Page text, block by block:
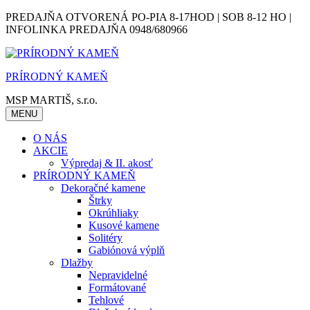
Skip
to
PREDAJŇA OTVORENÁ PO-PIA 8-17HOD | SOB 8-12 HO |
INFOLINKA PREDAJŇA 0948/680966
PRÍRODNÝ KAMEŇ
MSP MARTIŠ, s.r.o.
MENU
O NÁS
AKCIE
Výpredaj & II. akosť
PRÍRODNÝ KAMEŇ
Dekoračné kamene
Štrky
Okrúhliaky
Kusové kamene
Solitéry
Gabiónová výplň
Dlažby
Nepravidelné
Formátované
Tehlové